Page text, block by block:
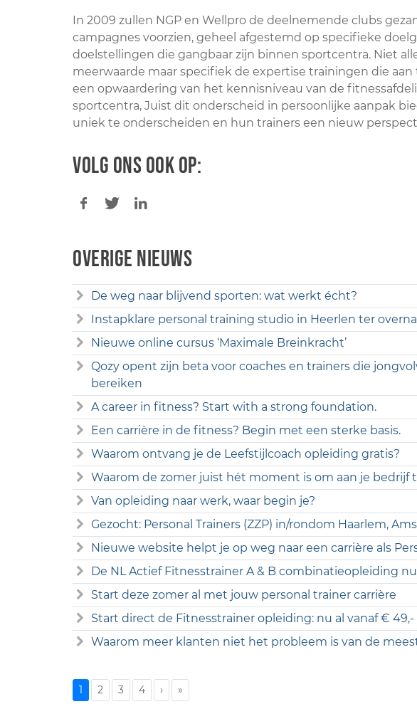
In 2009 zullen NGP en Wellpro de deelnemende clubs
campagnes voorzien, geheel afgestemd op specifieke
doelstellingen die gangbaar zijn binnen sportcentra. Niet
meerwaarde maar specifiek de expertise trainingen die
een opwaardering van het kennisniveau van de
sportcentra, Juist dit onderscheid in persoonlijke aanpak
uniek te onderscheiden en hun trainers een nieuw
Volg ons ook op:
Overige nieuws
De weg naar blijvend sporten: wat werkt écht?
Instapklare personal training studio in Heerlen ter
Nieuwe online cursus ‘Maximale Breinkracht’
Qozy opent zijn beta voor coaches en trainers die
bereiken
A career in fitness? Start with a strong foundation.
Een carrière in de fitness? Begin met een sterke basis.
Waarom ontvang je de Leefstijlcoach opleiding gratis?
Waarom de zomer juist hét moment is om aan je bedrijf
Van opleiding naar werk, waar begin je?
Gezocht: Personal Trainers (ZZP) in/rondom Haarlem,
Nieuwe website helpt je op weg naar een carrière als
De NL Actief Fitnesstrainer A & B combinatieopleiding
Start deze zomer al met jouw personal trainer carrière
Start direct de Fitnesstrainer opleiding: nu al vanaf €
Waarom meer klanten niet het probleem is van de
1 2 3 4 › »